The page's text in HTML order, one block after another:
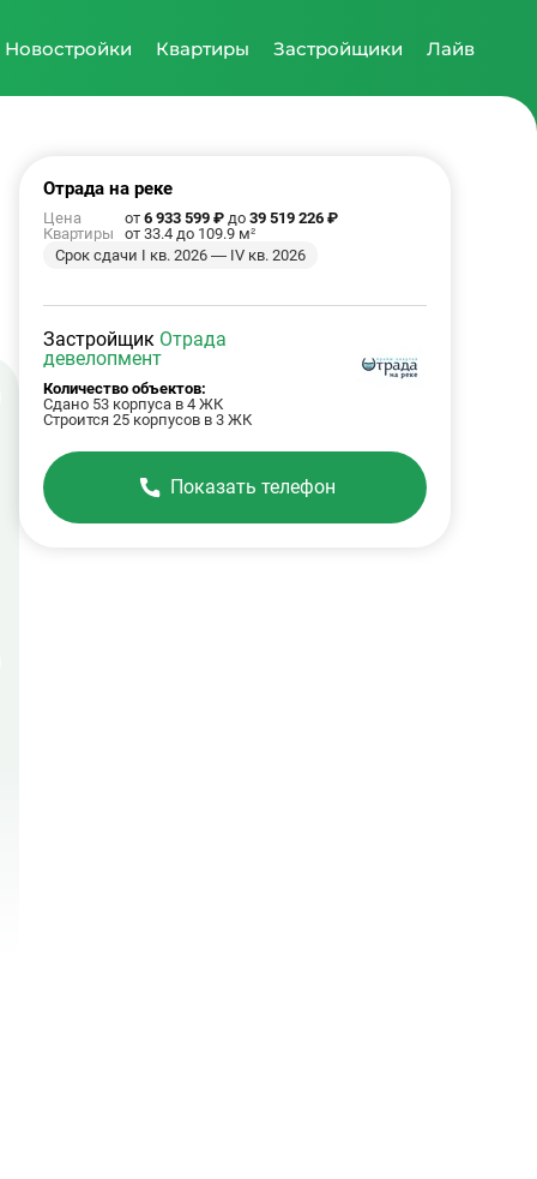
Новостройки Квартиры Застройщики Лайв
Отрада на реке
Цена от 6 933 599 ₽ до 39 519 226 ₽
Квартиры
от 33.4 до 109.9 м²
Срок сдачи I кв. 2026 — IV кв. 2026
Застройщик Отрада
девелопмент
Количество объектов:
Сдано 53 корпуса в 4 ЖК
Строится 25 корпусов в 3 ЖК
Показать телефон